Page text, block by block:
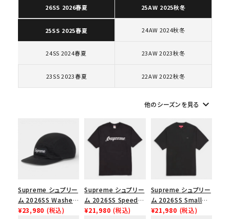
キーワードから探す
人気ワード 2026SS
Tシャツ・ロングスリーブ
ショルダー・ウエストバッグ
ボックスロゴ ブラックスウェット
コラボレーションブランドから探す
シーズンから探す
並び順
26SS 2026春夏 25AW 2025秋冬
25SS 2025春夏 24AW 2024秋冬
24SS 2024春夏 23AW 2023秋冬
23SS 2023春夏 22AW 2022秋冬
他のシーズンを見る keyboard_arrow_down
Supreme シュプリー
ム 2026SS Washed
Chino Twill Camp
¥23,980 (税込)
Supreme シュプリー
ム 2026SS Speed
Tee スピードTシャツ
¥21,980 (税込)
Supreme シュプリー
ム 2026SS Small
Box Tee スモールボ
¥21,980 (税込)